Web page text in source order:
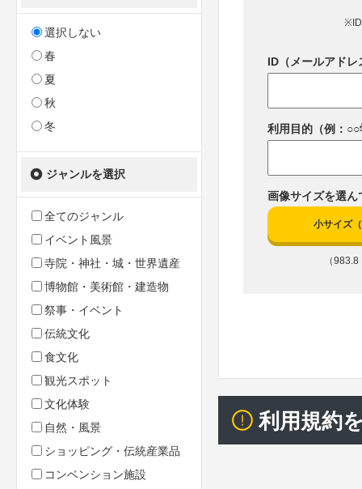
選択しない
春
夏
秋
冬
ジャンルを選択
全てのジャンル
イベント風景
寺院・神社・城・世界遺産
博物館・美術館・建造物
祭事・イベント
伝統文化
食文化
観光スポット
文化体験
自然・風景
ショッピング・伝統産業品
コンベンション施設
※ID
ID（メールアドレ
利用目的（例：
画像サイズを選ん
小サイズ
（
利用規約